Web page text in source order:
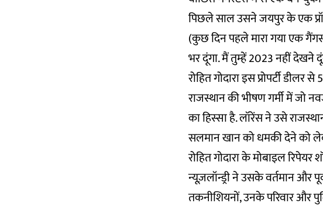
पिछले साल उसने जयपुर के एक
(कुछ दिन पहले मारा गया एक
भर दूंगा. मैं तुम्हें 2023 नहीं देखने
रोहित गोदारा इस प्रोपर्टी डीलर
राजस्थान की भीषण गर्मी में जो
का हिस्सा है. लॉरेंस ने उसे
सलमान खान को धमकी देने को
रोहित गोदारा के मोबाइल
न्यूज़लॉन्ड्री ने उसके वर्तमान और
तकनीशियनों, उनके परिवार और